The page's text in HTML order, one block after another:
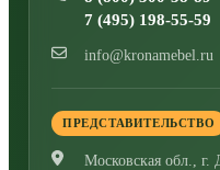
7 (495) 198-55-59
info@kronamebel.ru
ПРЕДСТАВИТЕЛЬСТВО
Московская обл., г.